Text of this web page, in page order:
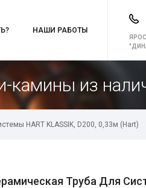
НАШИ РАБОТЫ
камины из
HART KLASSIK, D200, 0,33м (Hart)
Труба Для